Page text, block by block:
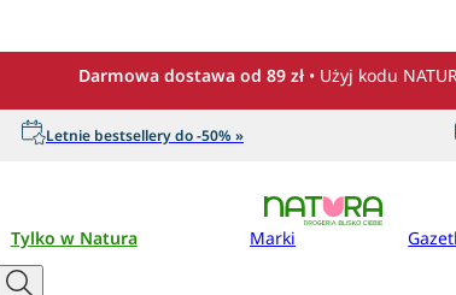
Darmowa dostawa od 89 zł • Użyj kodu
Letnie bestsellery do -50% »
Tylko w Natura Marki